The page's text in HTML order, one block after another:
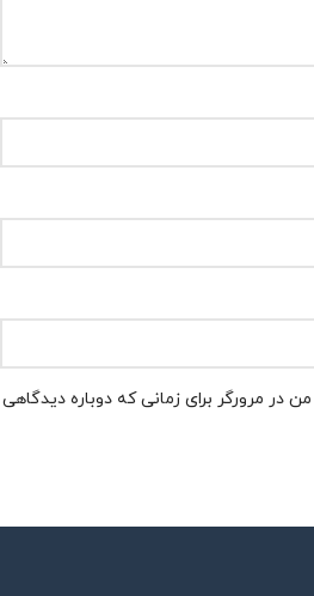
در مرورگر برای زمانی که دوباره دیدگاهی